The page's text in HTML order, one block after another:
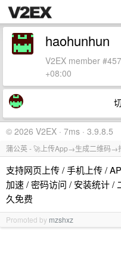
haohunhun
V2EX member
+08:00
© 2026 V2EX · 7ms · 3.9.8.5
蒲公英 - 🚀上传App→生成二维码→
支持网页上传 / 手机上传 /
加速 / 密码访问 / 安装统计 /
久免费
Promoted by mzshxz